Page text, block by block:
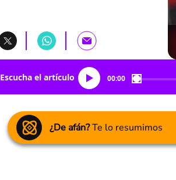
Escucha el artículo 00:00
¿De afán?Te lo resumimos